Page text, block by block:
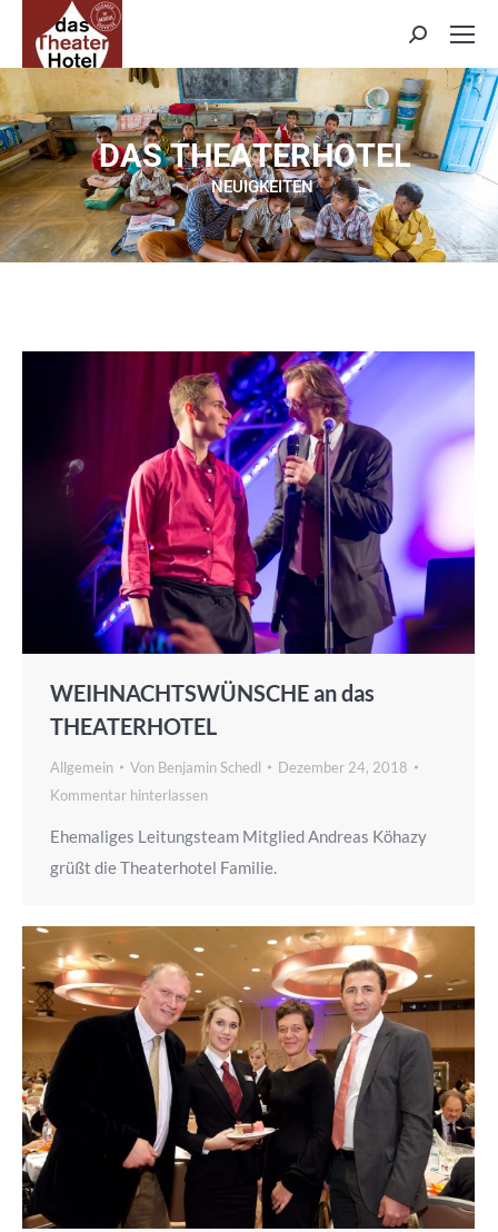
Search:
DAS THEATERHOTEL
NEUIGKEITEN
WEIHNACHTSWÜNSCHE an das
THEATERHOTEL
Allgemein Von Benjamin Schedl
Dezember 24, 2018
Kommentar hinterlassen
Ehemaliges Leitungsteam Mitglied Andreas Köhazy
grüßt die Theaterhotel Familie.